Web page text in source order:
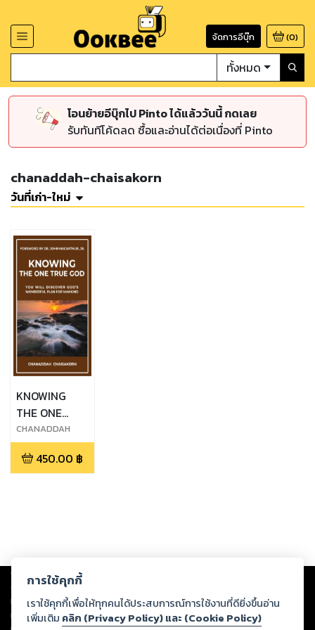
จัดการอีบุ๊ก (0)
ทั้งหมด
โอนย้ายอีบุ๊กไป Pinto ได้แล้ววันนี้ กดเลย
รับทันทีโค้ดลด ซื้อและอ่านได้ต่อเนื่องที่ Pinto
chanaddah-chaisakorn
วันที่เก่า-ใหม่
KNOWING
THE ONE
TRUE GOD
CHANADDAH
CHAISAKORN
450.00 ฿
Copyright © 2026
ต่อผลงานหรือเนื้อหาใดที่อัปโหลดผ่านเว็บไซต์และปรากฏว่าละเมิดสิทธิใน
ทรัพย์สินทางปัญญาของบุคคลอื่นหรือขัดต่อกฎหมายและศีลธรรม ดังนั้น ผู้อ่าน
ทุกท่านโปรดใช้วิจารณญาณในการกลั่นกรองด้วยตนเอง และหากท่านพบว่าส่วน
การใช้คุกกี้
เราใช้คุกกี้เพื่อให้ทุกคนได้ประสบการณ์การใช้งานที่ดียิ่งขึ้นอ่าน
เพิ่มเติม คลิก (Privacy Policy) และ (Cookie Policy)